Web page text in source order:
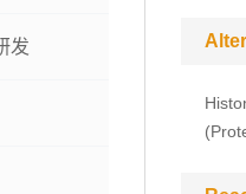
发